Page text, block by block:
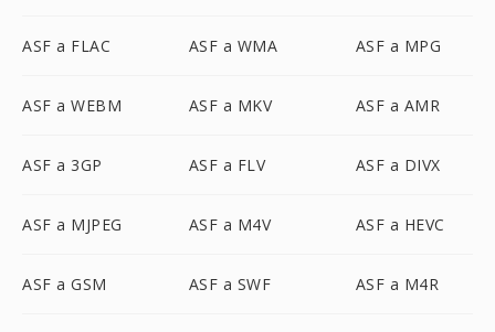
ASF a FLAC ASF a WMA ASF a MPG
ASF a WEBM ASF a MKV ASF a AMR
ASF a 3GP ASF a FLV ASF a DIVX
ASF a MJPEG ASF a M4V ASF a HEVC
ASF a GSM ASF a SWF ASF a M4R